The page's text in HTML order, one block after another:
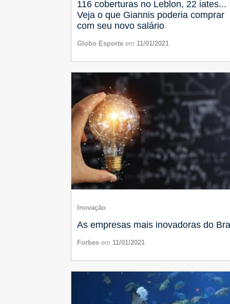
116 coberturas no Leblon, 22 iates...
Veja o que Giannis poderia comprar
com seu novo salário
Globo Esporte em 11/01/2021
Inovação
As empresas mais inovadoras do
Forbes em 11/01/2021